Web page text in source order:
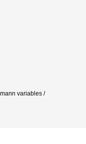
variables /